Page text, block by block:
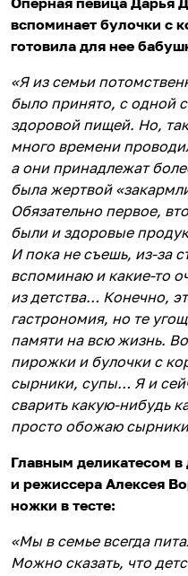
вспоминает булочки с
готовила для нее
«Я из семьи
было принято, с одной
здоровой пищей. Но,
много времени
а они принадлежат
была жертвой
Обязательно первое,
были и здоровые
И пока не съешь, из-за
вспоминаю и какие-то
из детства… Конечно,
гастрономия, но те
памяти на всю жизнь.
пирожки и булочки с
сырники, супы… Я и
сварить какую-нибудь
просто обожаю
Главным деликатесом в
и режиссера Алексея
ножки в тесте:
«Мы в семье всегда
Можно сказать, что